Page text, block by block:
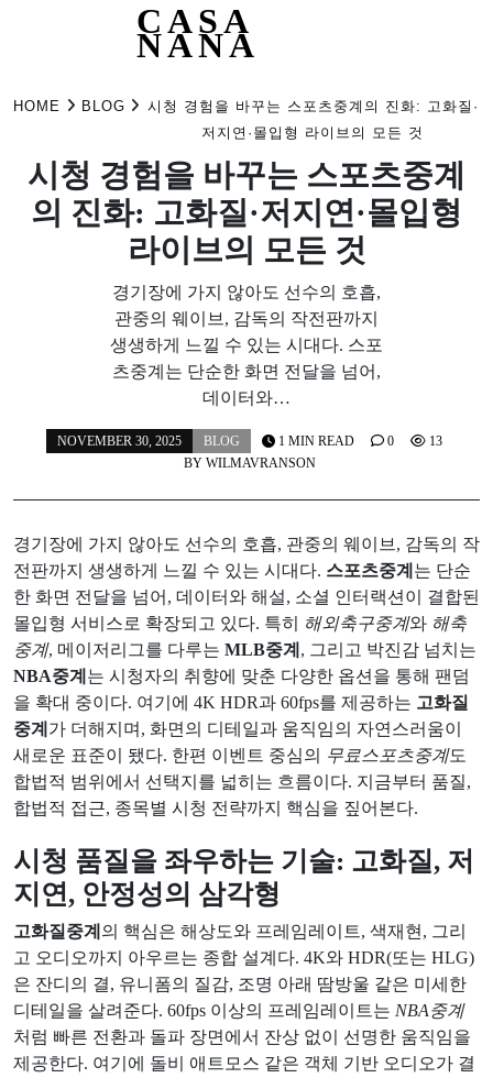
CASA
NANA
HOME BLOG
시청 경험을 바꾸는 스포츠중계의 진화: 고화질·
저지연·몰입형 라이브의 모든 것
시청 경험을 바꾸는 스포츠중계
의 진화: 고화질·저지연·몰입형
라이브의 모든 것
경기장에 가지 않아도 선수의 호흡,
관중의 웨이브, 감독의 작전판까지
생생하게 느낄 수 있는 시대다. 스포
츠중계는 단순한 화면 전달을 넘어,
데이터와…
NOVEMBER 30, 2025
BLOG
BY WILMAVRANSON
1 MIN READ 0 13
경기장에 가지 않아도 선수의 호흡, 관중의 웨이브, 감독의 작
전판까지 생생하게 느낄 수 있는 시대다. 스포츠중계 는 단순
한 화면 전달을 넘어, 데이터와 해설, 소셜 인터랙션이 결합된
몰입형 서비스로 확장되고 있다. 특히
해외축구중계와 해축
중계, 메이저리그를 다루는 MLB중계 , 그리고 박진감 넘치는
NBA중계 는 시청자의 취향에 맞춘 다양한 옵션을 통해 팬덤
을 확대 중이다. 여기에 4K HDR과 60fps를 제공하는 고화질
중계 가 더해지며, 화면의 디테일과 움직임의 자연스러움이
새로운 표준이 됐다. 한편 이벤트 중심의 무료스포츠중계도
합법적 범위에서 선택지를 넓히는 흐름이다. 지금부터 품질,
합법적 접근, 종목별 시청 전략까지 핵심을 짚어본다.
시청 품질을 좌우하는 기술: 고화질, 저
지연, 안정성의 삼각형
고화질중계 의 핵심은 해상도와 프레임레이트, 색재현, 그리
고 오디오까지 아우르는 종합 설계다. 4K와 HDR(또는 HLG)
은 잔디의 결, 유니폼의 질감, 조명 아래 땀방울 같은 미세한
디테일을 살려준다. 60fps 이상의 프레임레이트는 NBA중계
처럼 빠른 전환과 돌파 장면에서 잔상 없이 선명한 움직임을
제공한다. 여기에 돌비 애트모스 같은 객체 기반 오디오가 결